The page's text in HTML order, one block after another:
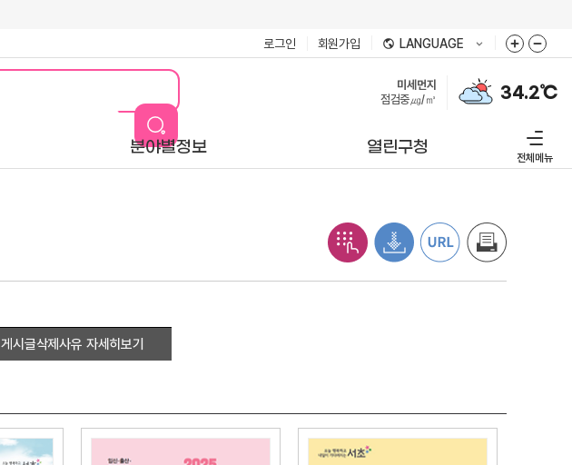
로그인 회원가입 LANGUAGE
미세먼지
점검중㎍/㎥
34.2℃
분야별정보 열린구청
전체메뉴
게시글삭제사유 자세히보기